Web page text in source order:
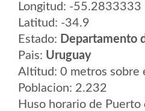
Longitud: -55.2833333
Latitud: -34.9
Estado: Departamento
Pais: Uruguay
Altitud: 0 metros sobre
Poblacion: 2.232
Huso horario de Puerto